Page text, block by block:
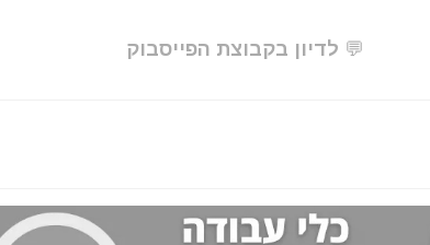
💬 לדיון בקבוצת הפייסבוק